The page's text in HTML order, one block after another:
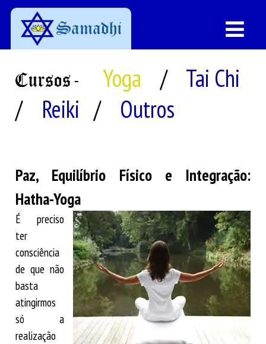
Cursos- Yoga / Tai Chi
/ Reiki / Outros
Paz, Equilíbrio Físico e Integração:
Hatha-Yoga
É preciso
ter
consciência
de que não
basta
atingirmos
só a
realização